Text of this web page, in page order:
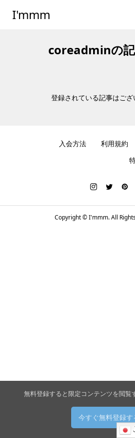
I'mmm
coreadminの
登録されている記事はござ
入会方法 利用規約
Copyright ©I'mmm. All
無料登録すると限定コンテンツを閲覧
今すぐ無料登録す